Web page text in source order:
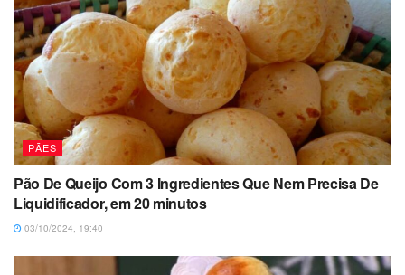
PÃES
Pão De Queijo Com 3 Ingredientes Que Nem Precisa De
Liquidificador, em 20 minutos
03/10/2024, 19:40